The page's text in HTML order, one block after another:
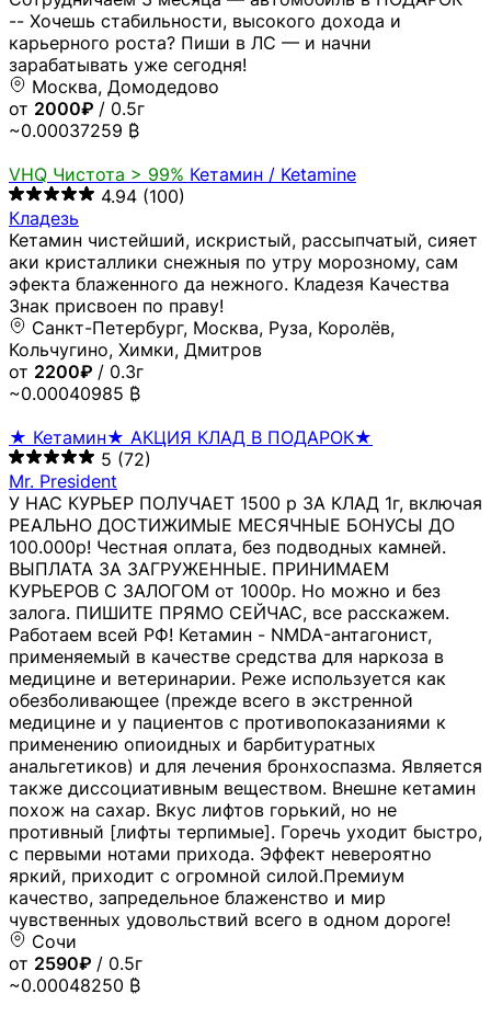
-- Хочешь стабильности, высокого дохода и
карьерного роста? Пиши в ЛС — и начни
зарабатывать уже сегодня!
Москва, Домодедово
от 2000₽ / 0.5г
~0.00037259 ₿
VHQ Чистота > 99% Кетамин / Ketamine
4.94 (100)
Кладезь
Кетамин чистейший, искристый, рассыпчатый, сияет
аки кристаллики снежныя по утру морозному, сам
эфекта блаженного да нежного. Кладезя Качества
Знак присвоен по праву!
Санкт-Петербург, Москва, Руза, Королёв,
Кольчугино, Химки, Дмитров
от 2200₽ / 0.3г
~0.00040985 ₿
★ Кетамин★ АКЦИЯ КЛАД В ПОДАРОК★
5 (72)
Mr. President
У НАС КУРЬЕР ПОЛУЧАЕТ 1500 р ЗА КЛАД 1г, включая
РЕАЛЬНО ДОСТИЖИМЫЕ МЕСЯЧНЫЕ БОНУСЫ ДО
100.000р! Честная оплата, без подводных камней.
ВЫПЛАТА ЗА ЗАГРУЖЕННЫЕ. ПРИНИМАЕМ
КУРЬЕРОВ С ЗАЛОГОМ от 1000р. Но можно и без
залога. ПИШИТЕ ПРЯМО СЕЙЧАС, все расскажем.
Работаем всей РФ! Кетамин - NMDA-антагонист,
применяемый в качестве средства для наркоза в
медицине и ветеринарии. Реже используется как
обезболивающее (прежде всего в экстренной
медицине и у пациентов с противопоказаниями к
применению опиоидных и барбитуратных
анальгетиков) и для лечения бронхоспазма. Является
также диссоциативным веществом. Внешне кетамин
похож на сахар. Вкус лифтов горький, но не
противный [лифты терпимые]. Горечь уходит быстро,
с первыми нотами прихода. Эффект невероятно
яркий, приходит с огромной силой.Премиум
качество, запредельное блаженство и мир
чувственных удовольствий всего в одном дороге!
Сочи
от 2590₽ / 0.5г
~0.00048250 ₿